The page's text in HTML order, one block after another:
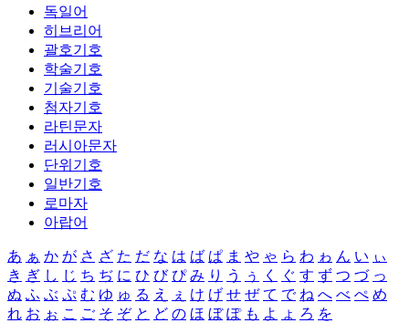
독일어
히브리어
괄호기호
학술기호
기술기호
첨자기호
라틴문자
러시아문자
단위기호
일반기호
로마자
아랍어
あ ぁ か が さ ざ た だ な は ば ぱ ま や ゃ ら わ ゎ ん い ぃ
き ぎ し じ ち ぢ に ひ び ぴ み り う ぅ く ぐ す ず つ づ っ
ぬ ふ ぶ ぷ む ゆ ゅ る え ぇ け げ せ ぜ て で ね へ べ ぺ め
れ お ぉ こ ご そ ぞ と ど の ほ ぼ ぽ も よ ょ ろ を